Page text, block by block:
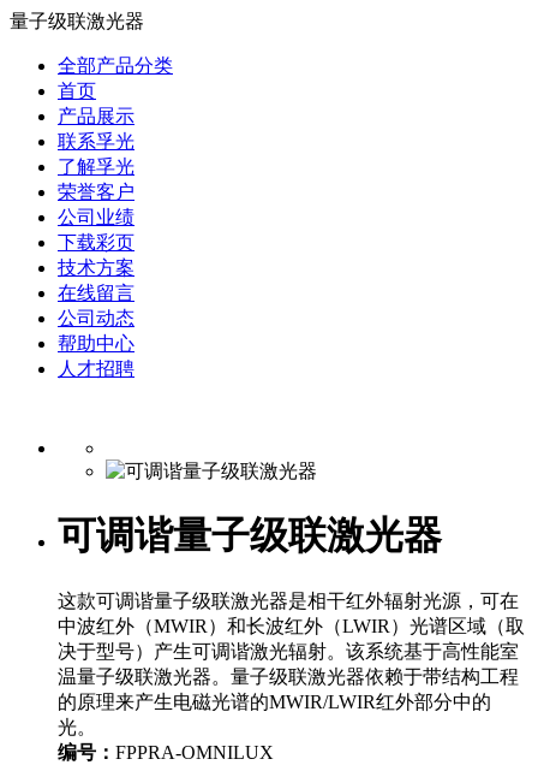
量子级联激光器
全部产品分类
首页
产品展示
联系孚光
了解孚光
荣誉客户
公司业绩
下载彩页
技术方案
在线留言
公司动态
帮助中心
人才招聘
可调谐量子级联激光器
这款可调谐量子级联激光器是相干红外辐射光源，可在
中波红外（MWIR）和长波红外（LWIR）光谱区域（取
决于型号）产生可调谐激光辐射。该系统基于高性能室
温量子级联激光器。量子级联激光器依赖于带结构工程
的原理来产生电磁光谱的MWIR/LWIR红外部分中的
光。
编号： FPPRA-OMNILUX